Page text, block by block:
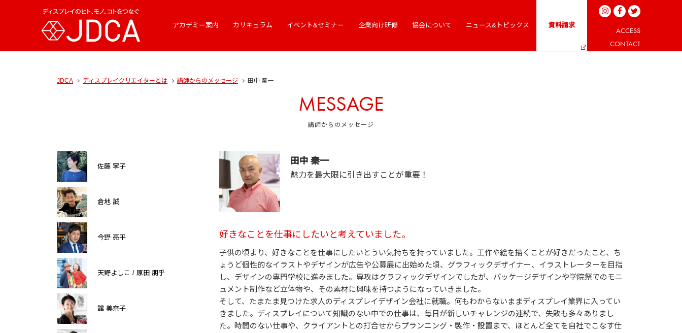
アカデミー案内 カリキュラム イベント&セミナー 企業向け研修 協会について ニュース&トピックス 資料請求
ACCESS
CONTACT
JDCA ディスプレイクリエイターとは 講師からのメッセージ 田中 秦一
MESSAGE
講師からのメッセージ
佐藤 寧子
倉地 誠
今野 亮平
天野よしこ / 原田 朋乎
舘 美奈子
田中 秦一
魅力を最大限に引き出すことが重要！
好きなことを仕事にしたいと考えていました。
子供の頃より、好きなことを仕事にしたいとうい気持ちを持っていました。工作や絵を描くことが好きだったこと、ち
ょうど個性的なイラストやデザインが広告や公募展に出始めた頃、グラフィックデザイナー、イラストレーターを目指
し、デザインの専門学校に進みました。専攻はグラフィックデザインでしたが、パッケージデザインや学院祭でのモニ
ュメント制作など立体物や、その素材に興味を持つようになっていきました。
そして、たまたま見つけた求人のディスプレイデザイン会社に就職。何もわからないままディスプレイ業界に入ってい
きました。ディスプレイについて知識のない中での仕事は、毎日が新しいチャレンジの連続で、失敗も多々ありまし
た。時間のない仕事や、クライアントとの打合せからプランニング・製作・設置まで、ほとんど全てを自社でこなす仕